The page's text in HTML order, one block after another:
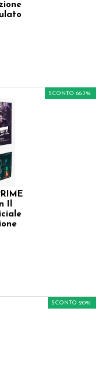
Il
SCONTO 66.7%
SCONTO 20%